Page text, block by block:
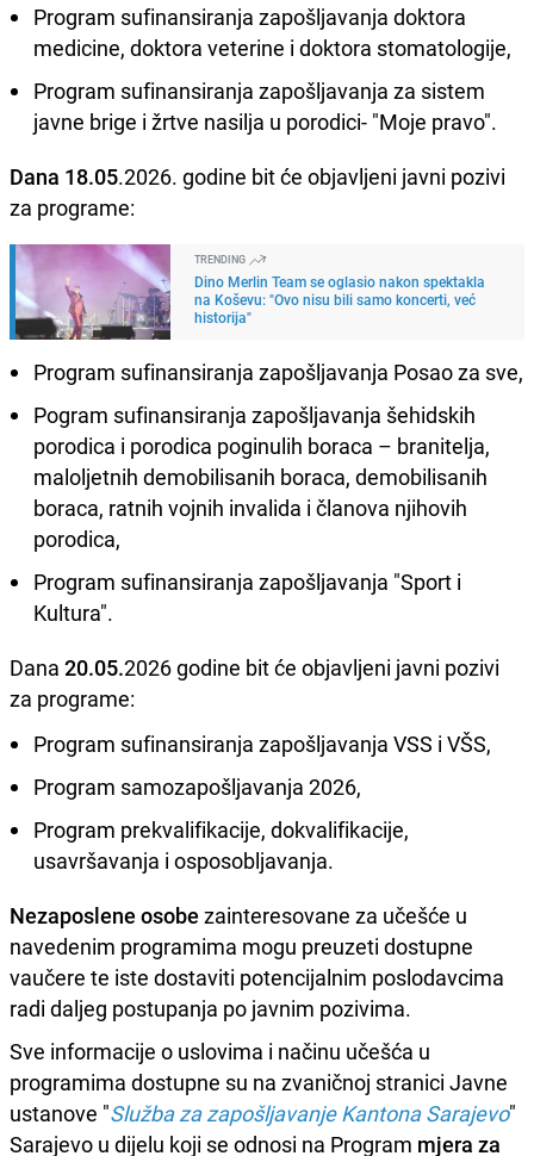
Program sufinansiranja zapošljavanja doktora
medicine, doktora veterine i doktora stomatologije,
Program sufinansiranja zapošljavanja za sistem
javne brige i žrtve nasilja u porodici- "Moje pravo".
Dana 18.05.2026. godine bit će objavljeni javni pozivi
za programe:
TRENDING
Dino Merlin Team se oglasio nakon spektakla
na Koševu: "Ovo nisu bili samo koncerti, već
historija"
Program sufinansiranja zapošljavanja Posao za sve,
Pogram sufinansiranja zapošljavanja šehidskih
porodica i porodica poginulih boraca – branitelja,
maloljetnih demobilisanih boraca, demobilisanih
boraca, ratnih vojnih invalida i članova njihovih
porodica,
Program sufinansiranja zapošljavanja "Sport i
Kultura".
Dana 20.05.2026 godine bit će objavljeni javni pozivi
za programe:
Program sufinansiranja zapošljavanja VSS i VŠS,
Program samozapošljavanja 2026,
Program prekvalifikacije, dokvalifikacije,
usavršavanja i osposobljavanja.
Nezaposlene osobe zainteresovane za učešće u
navedenim programima mogu preuzeti dostupne
vaučere te iste dostaviti potencijalnim poslodavcima
radi daljeg postupanja po javnim pozivima.
Sve informacije o uslovima i načinu učešća u
programima dostupne su na zvaničnoj stranici Javne
ustanove "Služba za zapošljavanje Kantona Sarajevo"
Sarajevo u dijelu koji se odnosi na Program mjera za